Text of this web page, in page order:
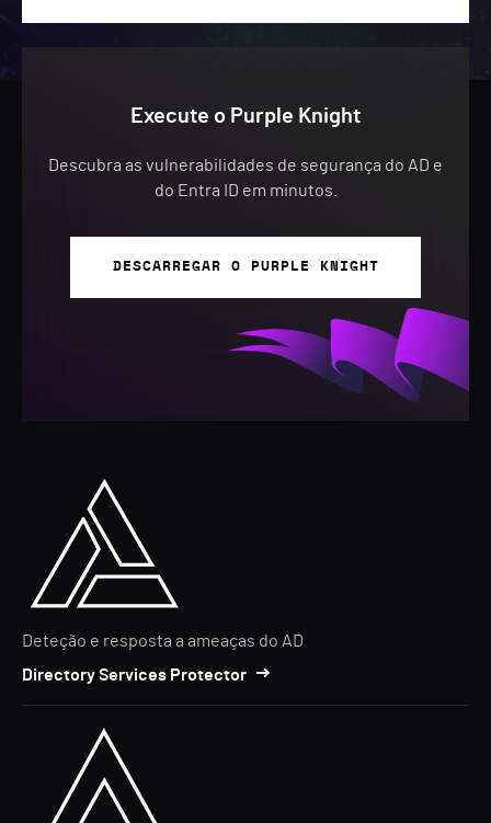
Execute o Purple Knight
Descubra as vulnerabilidades de segurança do AD e
do Entra ID em minutos.
DESCARREGAR O PURPLE KNIGHT
Deteção e resposta a ameaças do AD
Directory Services Protector